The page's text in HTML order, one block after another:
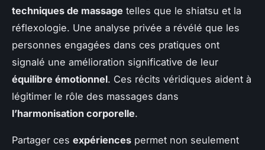
techniques de massage telles que le shiatsu et la
réflexologie. Une analyse privée a révélé que les
personnes engagées dans ces pratiques ont
signalé une amélioration significative de leur
équilibre émotionnel. Ces récits véridiques aident à
légitimer le rôle des massages dans
l’harmonisation corporelle.
Partager ces expériences permet non seulement